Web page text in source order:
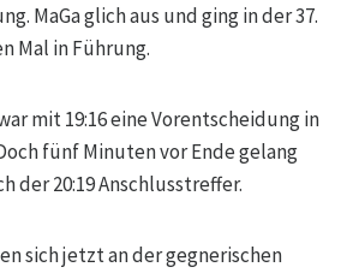
MaGa glich aus und ging in der 37.
Mal in Führung.
mit 19:16 eine Vorentscheidung in
fünf Minuten vor Ende gelang
der 20:19 Anschlusstreffer.
sich jetzt an der gegnerischen